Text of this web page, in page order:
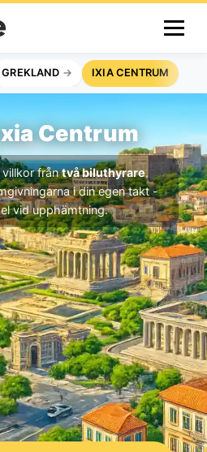
GREKLAND IXIA CENTRUM
Centrum
villkor fråntvå biluthyrare.
i din egen takt -
vid upphämtning.